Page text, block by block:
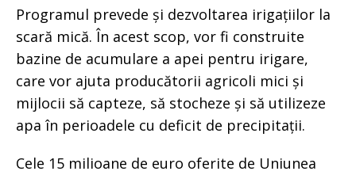
Programul prevede și dezvoltarea irigațiilor la
scară mică. În acest scop, vor fi construite
bazine de acumulare a apei pentru irigare,
care vor ajuta producătorii agricoli mici și
mijlocii să capteze, să stocheze și să utilizeze
apa în perioadele cu deficit de precipitații.
Cele 15 milioane de euro oferite de Uniunea